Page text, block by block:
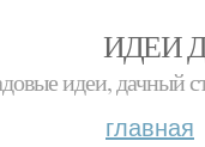
ИДЕИ
идеи, дачный
главная